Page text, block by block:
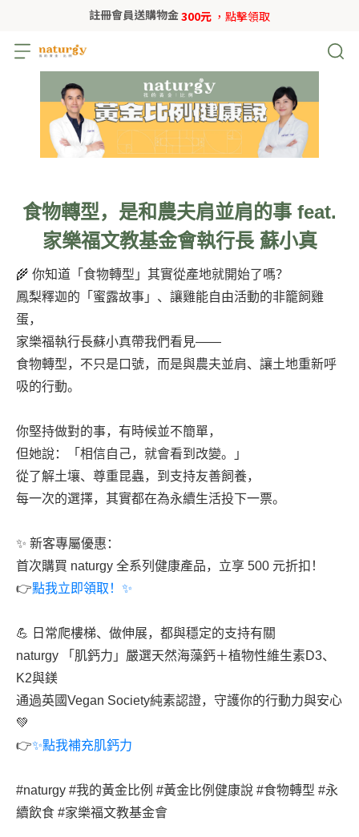
註冊會員送購物金300元 ，點擊領取
食物轉型，是和農夫肩並肩的事 feat.
家樂福文教基金會執行長 蘇小真
🌾 你知道「食物轉型」其實從產地就開始了嗎？
鳳梨釋迦的「蜜露故事」、讓雞能自由活動的非籠飼雞
蛋，
家樂福執行長蘇小真帶我們看見——
食物轉型，不只是口號，而是與農夫並肩、讓土地重新呼
吸的行動。
你堅持做對的事，有時候並不簡單，
但她說：「相信自己，就會看到改變。」
從了解土壤、尊重昆蟲，到支持友善飼養，
每一次的選擇，其實都在為永續生活投下一票。
✨ 新客專屬優惠：
首次購買 naturgy 全系列健康產品，立享 500 元折扣！
👉點我立即領取！✨
💪 日常爬樓梯、做伸展，都與穩定的支持有關
naturgy 「肌鈣力」嚴選天然海藻鈣＋植物性維生素D3、
K2與鎂
通過英國Vegan Society純素認證，守護你的行動力與安心
💚
👉✨點我補充肌鈣力
#naturgy #我的黃金比例 #黃金比例健康說 #食物轉型 #永
續飲食 #家樂福文教基金會